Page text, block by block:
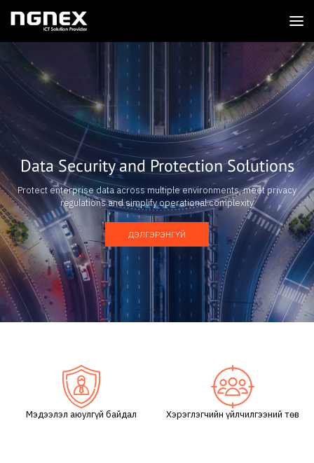
Data Security and Protection Solutions
Protect enterprise data across multiple environments, meet privacy
regulations and simplify operational complexity
ДЭЛГЭРЭНГҮЙ
Мэдээлэл аюулгүй байдал Хэрэглэгчийн үйлчилгээний төв